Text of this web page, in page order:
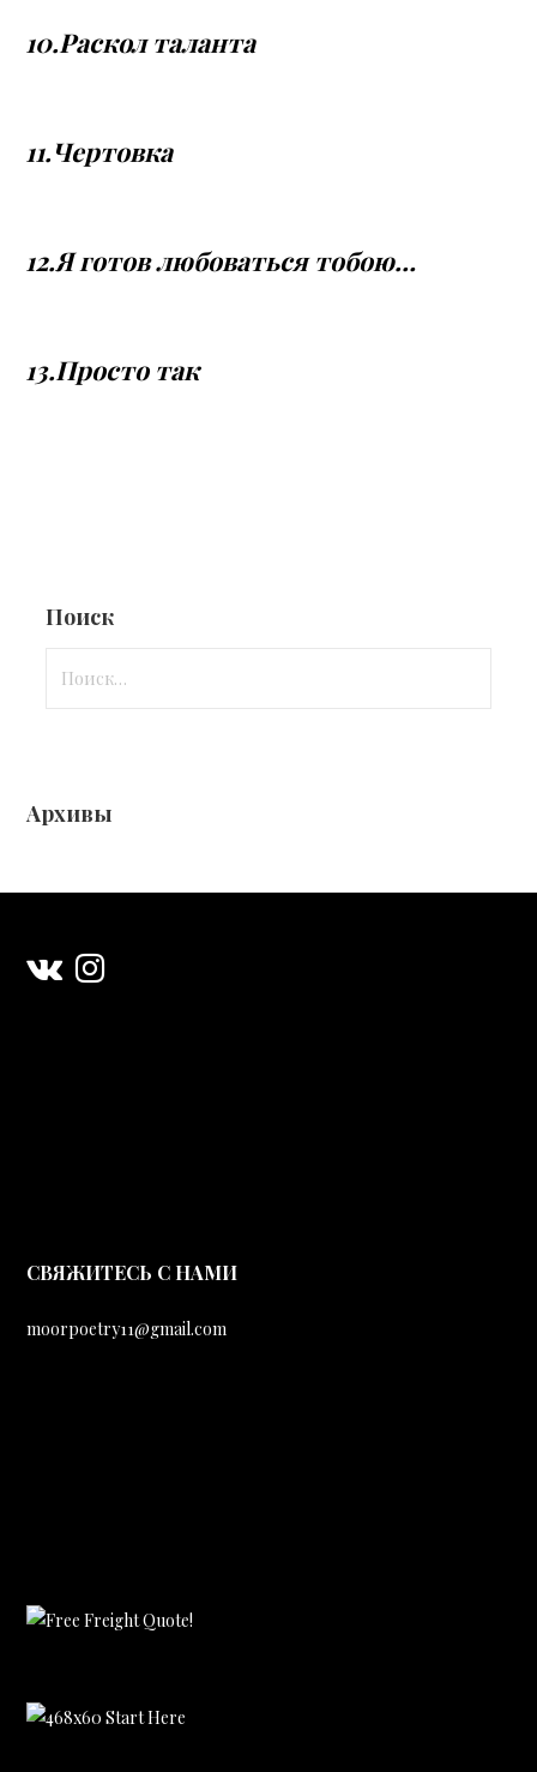
10.Раскол таланта
11.Чертовка
12.Я готов любоваться тобою…
13.Просто так
Поиск
Архивы
CВЯЖИТЕСЬ С НАМИ
moorpoetry11@gmail.com